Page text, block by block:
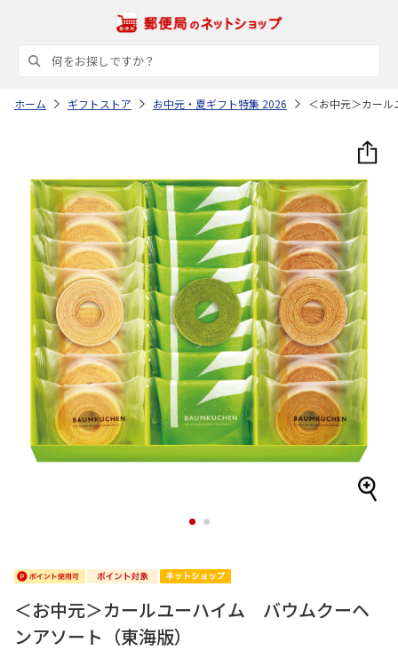
ホーム ギフトストア お中元・夏ギフト特集 2026 ＜お中元＞カー
1 2
＜お中元＞カールユーハイム バウムクーヘ
ンアソート（東海版）